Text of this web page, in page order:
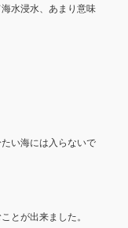
水浸水、あまり意味
い海には入らないで
とが出来ました。